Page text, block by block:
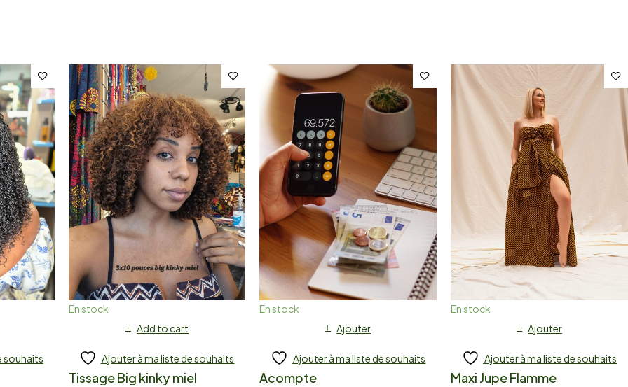
souhaits
En stock
Add to cart
Ajouter à ma liste de souhaits
Tissage Big kinky miel
En stock
Ajouter
Ajouter à ma liste de souhaits
Acompte
En stock
Ajouter
Ajouter à ma liste de souhaits
Maxi Jupe Flamme